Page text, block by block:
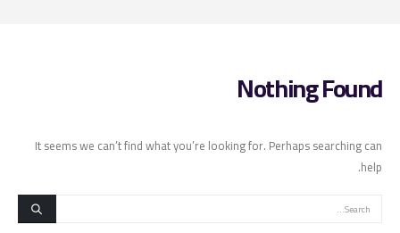
Nothing Found
It seems we can’t find what you’re looking for. Perhaps searching can
help.